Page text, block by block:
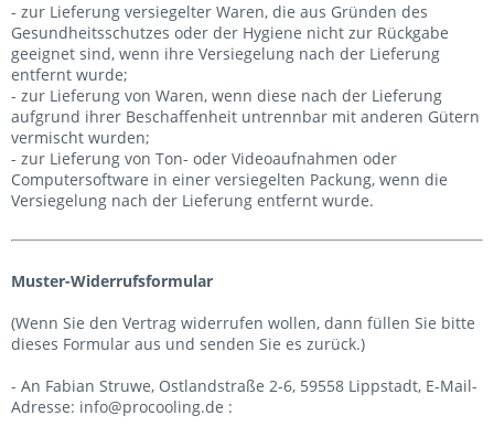
- zur Lieferung versiegelter Waren, die aus Gründen des
Gesundheitsschutzes oder der Hygiene nicht zur Rückgabe
geeignet sind, wenn ihre Versiegelung nach der Lieferung
entfernt wurde;
- zur Lieferung von Waren, wenn diese nach der Lieferung
aufgrund ihrer Beschaffenheit untrennbar mit anderen Gütern
vermischt wurden;
- zur Lieferung von Ton- oder Videoaufnahmen oder
Computersoftware in einer versiegelten Packung, wenn die
Versiegelung nach der Lieferung entfernt wurde.
Muster-Widerrufsformular
(Wenn Sie den Vertrag widerrufen wollen, dann füllen Sie bitte
dieses Formular aus und senden Sie es zurück.)
- An Fabian Struwe, Ostlandstraße 2-6, 59558 Lippstadt, E-Mail-
Adresse: info@procooling.de :